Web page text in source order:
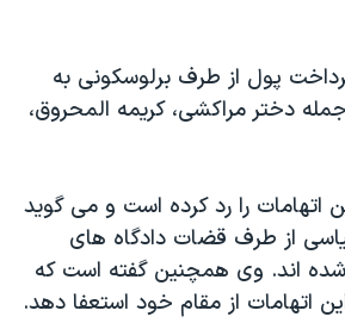
آمریکا «سی‌پک»
چین
پول از طرف برلوسکونی به
دختر مراکشی، کریمه المحروق،
اتهامات را رد کرده است و می گوید
از طرف قضات دادگاه های
اند. وی همچنين گفته است که
اتهامات از مقام خود استعفا دهد.